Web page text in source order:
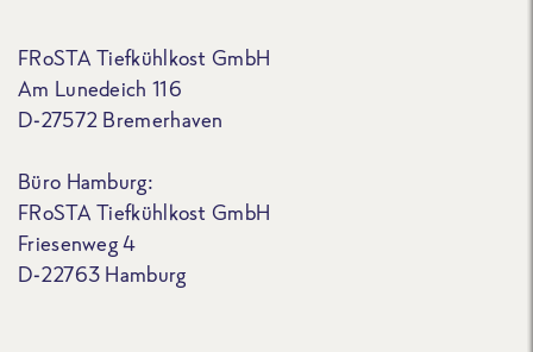
FRoSTA Tiefkühlkost GmbH
Am Lunedeich 116
D-27572 Bremerhaven
Büro Hamburg:
FRoSTA Tiefkühlkost GmbH
Friesenweg 4
D-22763 Hamburg